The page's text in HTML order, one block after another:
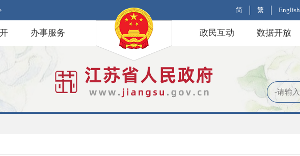
简 繁 English
办事服务 政民互动 数据开放